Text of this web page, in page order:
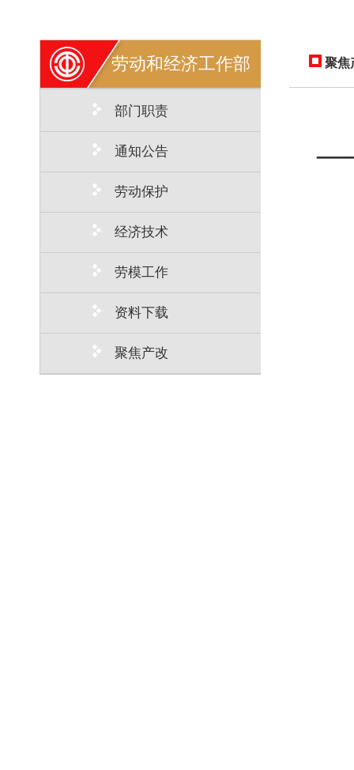
劳动和经济工作部
部门职责
通知公告
劳动保护
经济技术
劳模工作
资料下载
聚焦产改
聚焦